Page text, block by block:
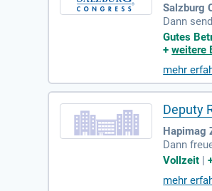
Salzburg
Dann
Gutes
+weitere
mehr
Deputy
Hapimag
Dann
r
Vollzeit |
mehr